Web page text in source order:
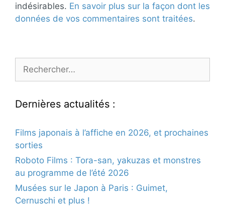
indésirables. En savoir plus sur la façon dont les
données de vos commentaires sont traitées.
Rechercher :
Dernières actualités :
Films japonais à l’affiche en 2026, et prochaines
sorties
Roboto Films : Tora-san, yakuzas et monstres
au programme de l’été 2026
Musées sur le Japon à Paris : Guimet,
Cernuschi et plus !